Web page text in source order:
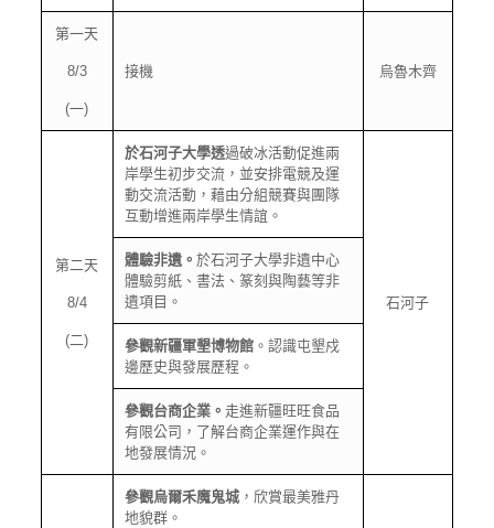
第一天
8/3
(一)
接機 烏魯木齊
第二天
8/4
(二)
於石河子大學透過破冰活動促進兩
岸學生初步交流，並安排電競及運
動交流活動，藉由分組競賽與團隊
互動增進兩岸學生情誼。
石河子
體驗非遺。 於石河子大學非遺中心
體驗剪紙、書法、篆刻與陶藝等非
遺項目。
參觀新疆軍墾博物館。認識屯墾戍
邊歷史與發展歷程。
參觀台商企業。 走進新疆旺旺食品
有限公司，了解台商企業運作與在
地發展情況。
參觀烏爾禾魔鬼城，欣賞最美雅丹
地貌群。